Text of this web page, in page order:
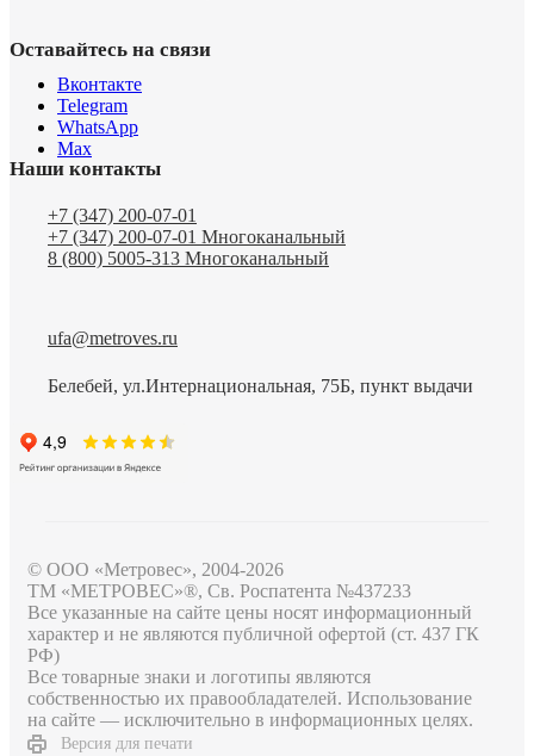
Оставайтесь на связи
Вконтакте
Telegram
WhatsApp
Max
Наши контакты
+7 (347) 200-07-01
+7 (347) 200-07-01 Многоканальный
8 (800) 5005-313 Многоканальный
ufa@metroves.ru
Белебей, ул.Интернациональная, 75Б, пункт выдачи
© ООО «Метровес», 2004-2026
ТМ «МЕТРОВЕС»®, Св. Роспатента №4​3​7​2​3​3
Все указанные на сайте цены носят информационный
характер и не являются публичной офертой (ст. 437 ГК
РФ)
Все товарные знаки и логотипы являются
собственностью их правообладателей. Использование
на сайте — исключительно в информационных целях.
Версия для печати